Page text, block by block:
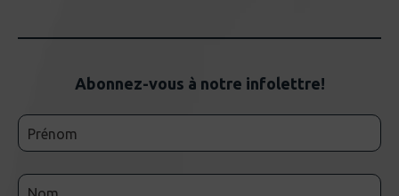
Abonnez-vous à notre infolettre!